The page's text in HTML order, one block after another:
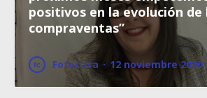
positivos en la evolución de
compraventas”
Fotocasa · 12 noviembre 2020